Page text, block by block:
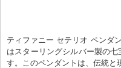
ティファニー セテリオ ペンダ
はスターリングシルバー製の
す。このペンダントは、伝統と